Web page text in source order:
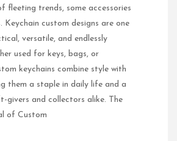
fleeting trends, some accessories
Keychain custom designs are one
versatile, and endlessly
used for keys, bags, or
keychains combine style with
them a staple in daily life and a
and collectors alike. The
of Custom